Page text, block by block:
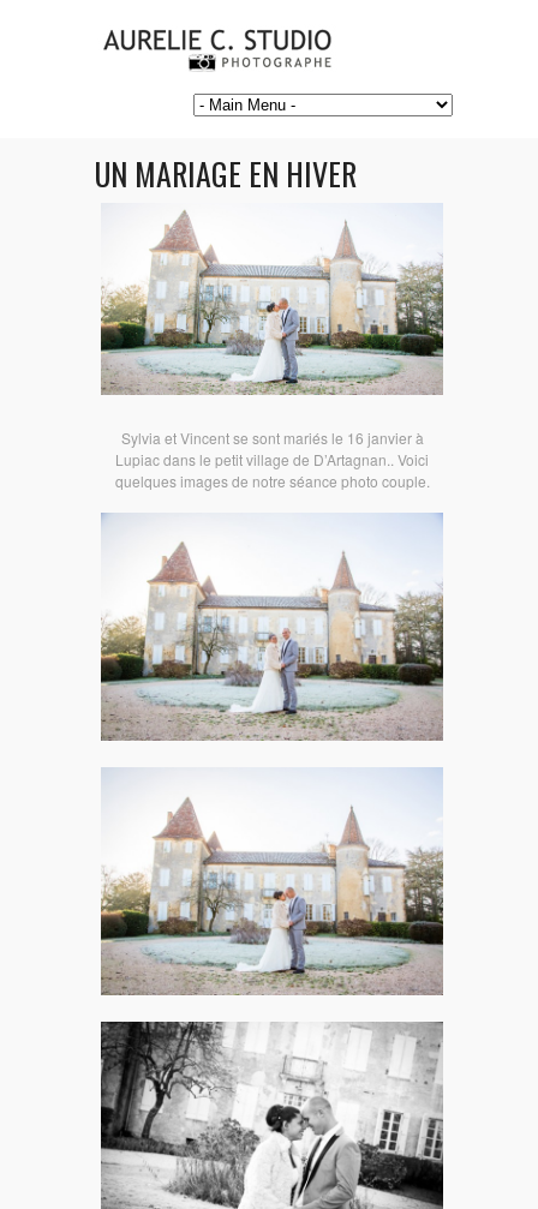
UN MARIAGE EN HIVER
Sylvia et Vincent se sont mariés le 16 janvier à
Lupiac dans le petit village de D’Artagnan.. Voici
quelques images de notre séance photo couple.